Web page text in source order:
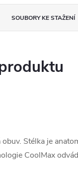
SOUBORY KE STAŽENÍ
Stélka je
CoolMax